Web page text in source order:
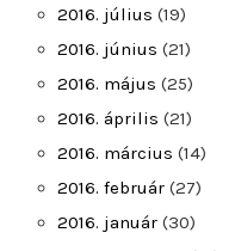
2016. július (19)
2016. június (21)
2016. május (25)
2016. április (21)
2016. március (14)
2016. február (27)
2016. január (30)